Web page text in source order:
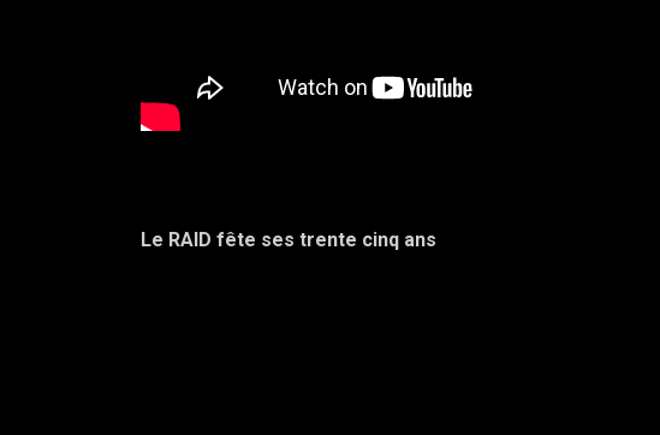
Le RAID fête ses trente cinq ans